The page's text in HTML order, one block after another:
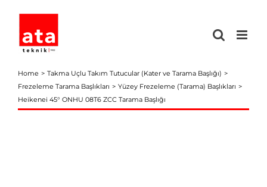
content
Home
Takma Uçlu Takım Tutucular (Kater ve Tarama Başlığı)
Frezeleme Tarama Başlıkları
Yüzey Frezeleme (Tarama) Başlıkları
Heikenei 45° ONHU 08T6 ZCC Tarama Başlığı